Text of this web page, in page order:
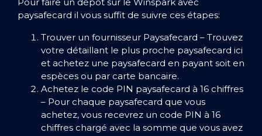
Pour faire un dépôt sur le Winspark avec
paysafecard il vous suffit de suivre ces étapes:
Trouver un fournisseur Paysafecard – Trouvez
votre détaillant le plus proche paysafecard ici
et achetez une paysafecard en payant soit en
espèces ou par carte bancaire.
Achetez le code PIN paysafecard à 16 chiffres
– Pour chaque paysafecard que vous
achetez, vous recevrez un code PIN à 16
chiffres chargé avec la somme que vous avez